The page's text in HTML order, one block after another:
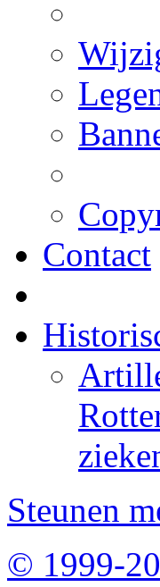
Contact
Steunen
© 1999-